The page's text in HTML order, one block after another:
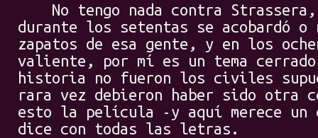
No tengo nada contra Strassera,
durante los setentas se acobardó
zapatos de esa gente, y en los
valiente, por mí es un tema
historia no fueron los civiles
rara vez debieron haber sido otra
esto la película -y aquí merece un
dice con todas las letras.